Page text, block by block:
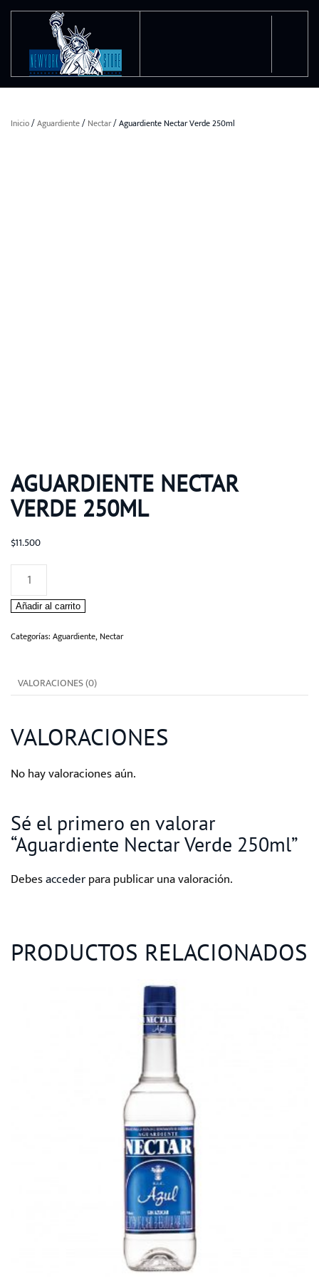
Ir al contenido principal
Inicio/Aguardiente/ Nectar/ Aguardiente Nectar Verde 250ml
AGUARDIENTE NECTAR
VERDE 250ML
$11.500
Aguardiente
Nectar
Verde
250ml
Añadir al carrito
Categorías: Aguardiente, Nectar
VALORACIONES (0)
VALORACIONES
No hay valoraciones aún.
Sé el primero en valorar
“Aguardiente Nectar Verde 250ml”
Debesaccederpara publicar una valoración.
PRODUCTOS RELACIONADOS